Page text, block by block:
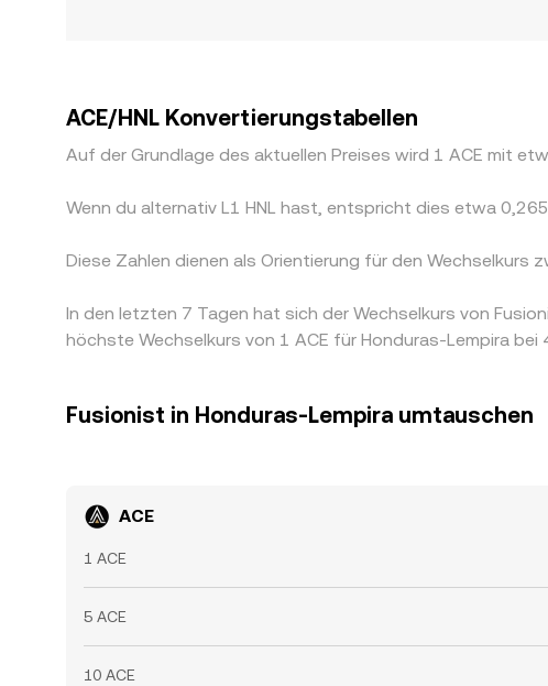
ACE/HNL Konvertierungstabellen
Auf der Grundlage des aktuellen Preises wird 1 ACE mit
Wenn du alternativ L1 HNL hast, entspricht dies etwa
Diese Zahlen dienen als Orientierung für den Wechselkurs
In den letzten 7 Tagen hat sich der Wechselkurs von
höchste Wechselkurs von 1 ACE für Honduras-Lempira
Fusionist in Honduras-Lempira umtauschen
ACE
1 ACE
5 ACE
10 ACE